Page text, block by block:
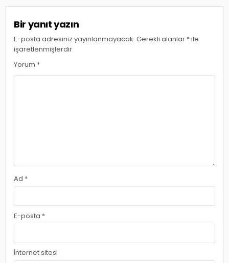
Bir yanıt yazın
E-posta adresiniz yayınlanmayacak. Gerekli alanlar *ile
işaretlenmişlerdir
Yorum *
Ad *
E-posta *
İnternet sitesi